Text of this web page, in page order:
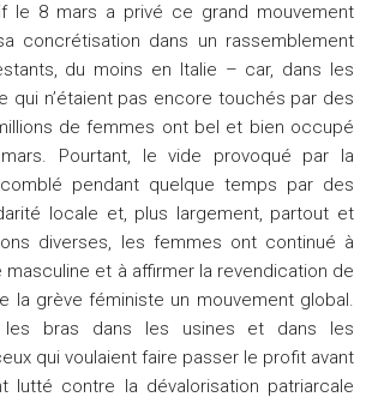
le 8 mars a privé ce grand mouvement
concrétisation dans un rassemblement
du moins en Italie – car, dans les
qui n’étaient pas encore touchés par des
de femmes ont bel et bien occupé
Pourtant, le vide provoqué par la
pendant quelque temps par des
locale et, plus largement, partout et
diverses, les femmes ont continué à
masculine et à affirmer la revendication de
la grève féministe un mouvement global.
les bras dans les usines et dans les
qui voulaient faire passer le profit avant
lutté contre la dévalorisation patriarcale